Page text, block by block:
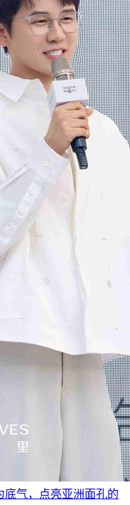
底气，点亮亚洲面孔的